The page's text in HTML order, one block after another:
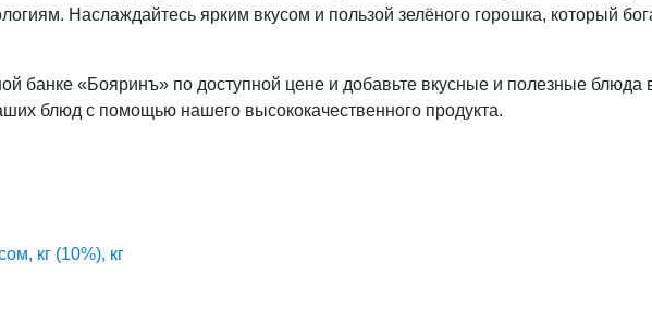
Наслаждайтесь ярким вкусом и пользой зелёного горошка, который
банке «Бояринъ» по доступной цене и добавьте вкусные и полезные блюда
блюд с помощью нашего высококачественного продукта.
кг (10%), кг